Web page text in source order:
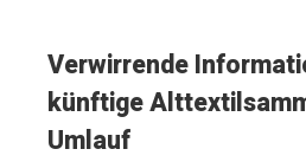
Verwirrende
künftige
Umlauf